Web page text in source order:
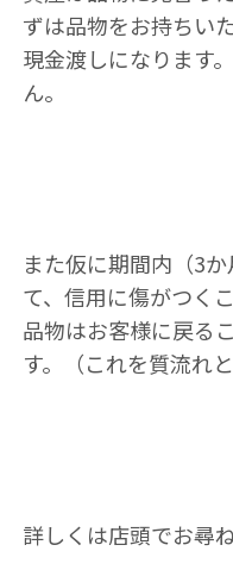
ずは品物をお持ちい
現金渡しになります
ん。
また仮に期間内（3
て、信用に傷がつく
品物はお客様に戻る
す。（これを質流れと
詳しくは店頭でお尋